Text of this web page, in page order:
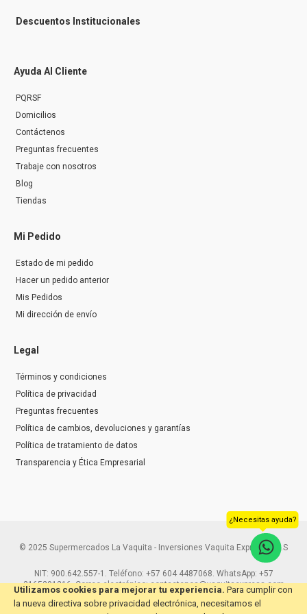
Utilizamos cookies para mejorar tu experiencia. Para cumplir con
la nueva directiva sobre privacidad electrónica, necesitamos el
Descuentos Institucionales
Ayuda Al Cliente
PQRSF
Domicilios
Contáctenos
Preguntas frecuentes
Trabaje con nosotros
Blog
Tiendas
Mi Pedido
Estado de mi pedido
Hacer un pedido anterior
Mis Pedidos
Mi dirección de envío
Legal
Términos y condiciones
Política de privacidad
Preguntas frecuentes
Política de cambios, devoluciones y garantías
Política de tratamiento de datos
Transparencia y Ética Empresarial
© 2025 Supermercados La Vaquita - Inversiones Vaquita Express S.A.S
NIT: 900.642.557-1. Teléfono: +57 604 4487068. WhatsApp: +57
3165291216. Correo electrónico: contactenos@vaquitaexpress.com
¿Necesitas ayuda?